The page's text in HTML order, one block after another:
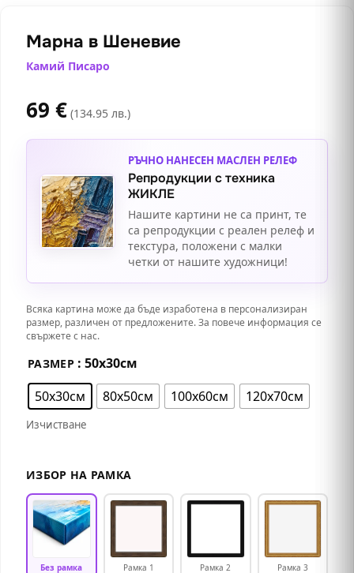
Марна в Шеневие
Камий Писаро
69 € (134.95 лв.)
РЪЧНО НАНЕСЕН МАСЛЕН РЕЛЕФ
Репродукции с техника
ЖИКЛЕ
Нашите картини не са принт, те
са репродукции с реален релеф и
текстура, положени с малки
четки от нашите художници!
Всяка картина може да бъде изработена в персонализиран
размер, различен от предложените. За повече информация се
свържете с нас.
РАЗМЕР : 50х30см
50х30см
80х50см 100х60см 120х70см
Изчистване
ИЗБОР НА РАМКА
Без рамка Рамка 1 Рамка 2 Рамка 3